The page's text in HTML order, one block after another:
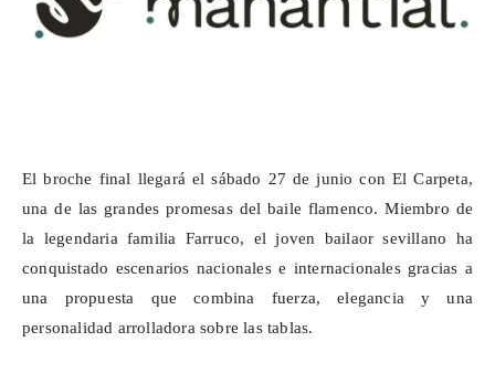
El broche final llegará el sábado 27 de junio con El Carpeta,
una de las grandes promesas del baile flamenco. Miembro de
la legendaria familia Farruco, el joven bailaor sevillano ha
conquistado escenarios nacionales e internacionales gracias a
una propuesta que combina fuerza, elegancia y una
personalidad arrolladora sobre las tablas.